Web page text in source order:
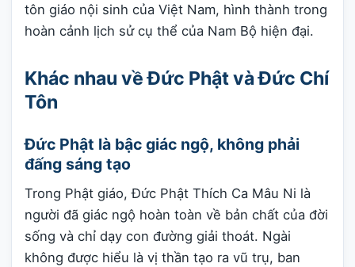
tôn giáo nội sinh của Việt Nam, hình thành trong
hoàn cảnh lịch sử cụ thể của Nam Bộ hiện đại.
Khác nhau về Đức Phật và Đức Chí
Tôn
Đức Phật là bậc giác ngộ, không phải
đấng sáng tạo
Trong Phật giáo, Đức Phật Thích Ca Mâu Ni là
người đã giác ngộ hoàn toàn về bản chất của đời
sống và chỉ dạy con đường giải thoát. Ngài
không được hiểu là vị thần tạo ra vũ trụ, ban